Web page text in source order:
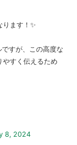
ます！✨
すが、この高度な
やすく伝えるため
8, 2024